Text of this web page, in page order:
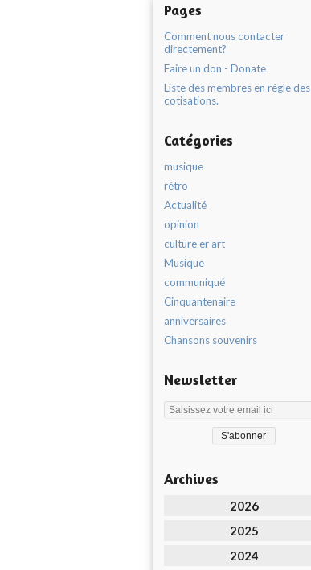
Pages
Comment nous contacter
directement?
Faire un don - Donate
Liste des membres en règle des
cotisations.
Catégories
musique
rétro
Actualité
opinion
culture er art
Musique
communiqué
Cinquantenaire
anniversaires
Chansons souvenirs
Newsletter
Archives
2026
2025
2024